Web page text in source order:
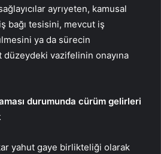
ayrıyeten, kamusal
bağı tesisini, mevcut iş
ya da sürecin
vazifelinin onayına
durumunda cürüm gelirleri
yahut gaye birlikteliği olarak